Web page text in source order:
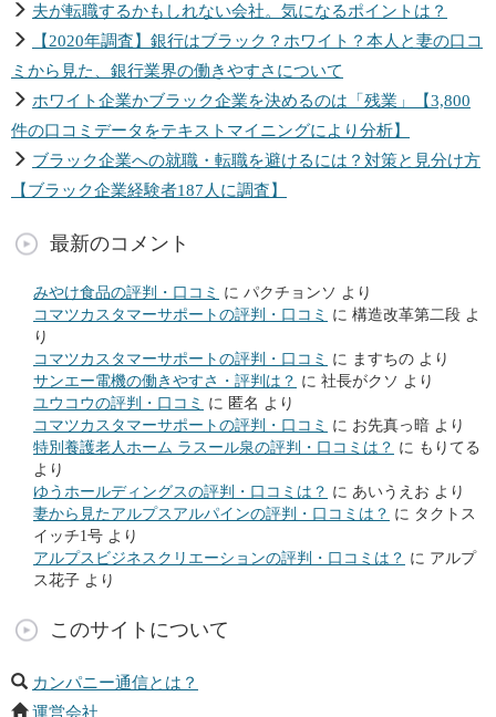
夫が転職するかもしれない会社。気になるポイントは？
【2020年調査】銀行はブラック？ホワイト？本人と妻の口コ
ミから見た、銀行業界の働きやすさについて
ホワイト企業かブラック企業を決めるのは「残業」【3,800
件の口コミデータをテキストマイニングにより分析】
ブラック企業への就職・転職を避けるには？対策と見分け方
【ブラック企業経験者187人に調査】
最新のコメント
みやけ食品の評判・口コミ に パクチョンソ より
コマツカスタマーサポートの評判・口コミ に 構造改革第二段 よ
り
コマツカスタマーサポートの評判・口コミ に ますちの より
サンエー電機の働きやすさ・評判は？ に 社長がクソ より
ユウコウの評判・口コミ に 匿名 より
コマツカスタマーサポートの評判・口コミ に お先真っ暗 より
特別養護老人ホーム ラスール泉の評判・口コミは？ に もりてる
より
ゆうホールディングスの評判・口コミは？ に あいうえお より
妻から見たアルプスアルパインの評判・口コミは？ に タクトス
イッチ1号 より
アルプスビジネスクリエーションの評判・口コミは？ に アルプ
ス花子 より
このサイトについて
カンパニー通信とは？
運営会社